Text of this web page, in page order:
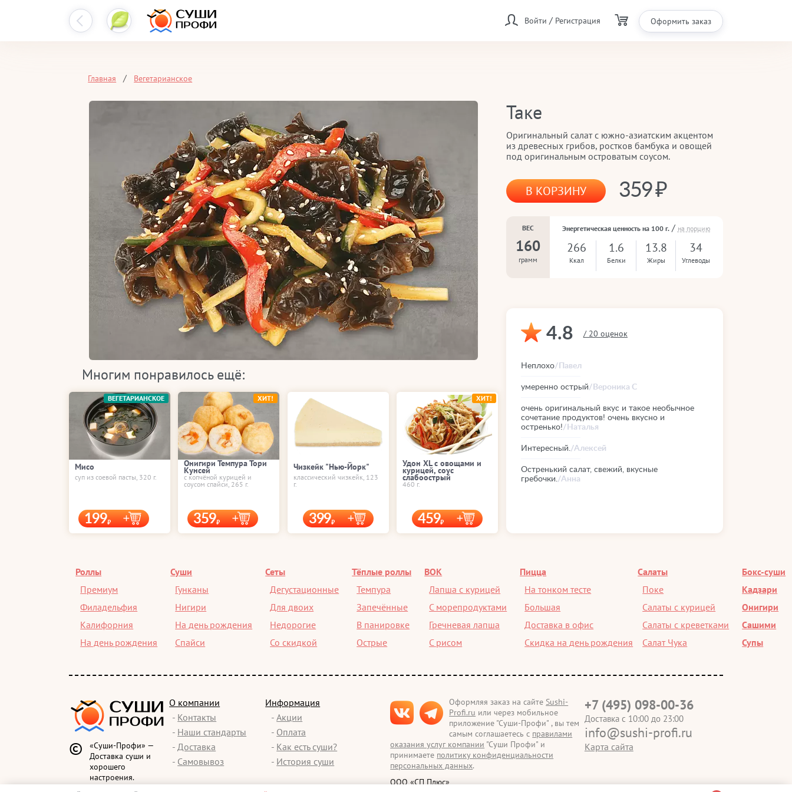
Войти / Регистрация Оформить заказ
Главная Вегетарианское
Таке
Оригинальный салат с южно-азиатским акцентом
из древесных грибов, ростков бамбука и овощей
под оригинальным островатым соусом.
В КОРЗИНУ 359
ВЕС
160
грамм
Энергетическая ценность на 100 г./ на порцию
266
Ккал
1.6
Белки
13.8
Жиры
34
Углеводы
4.8 / 20 оценок
Неплохо/Павел
умеренно острый/Вероника С
очень оригинальный вкус и такое необычное
сочетание продуктов! очень вкусно и
остренько!/Наталья
Интересный./Алексей
Остренький салат, свежий, вкусные
гребочки./Анна
Многим понравилось ещё:
Мисо
суп из соевой пасты, 320 г.
199
ВЕГЕТАРИАНСКОЕ
Онигири Темпура Тори
Кунсей
с копчёной курицей и
соусом спайси, 265 г.
359
ХИТ!
Чизкейк "Нью-Йорк"
классический чизкейк, 123
г.
399
Удон XL с овощами и
курицей, соус
слабоострый
460 г.
459
ХИТ!
Роллы Суши Сеты Тёплые роллы ВОК Пицца Салаты
Бокс-суши
Премиум
Гунканы Дегустационные Темпура Лапша с курицей На тонком тесте Поке
Кадзари
Филадельфия
Нигири Для двоих Запечённые С морепродуктами Большая Салаты с курицей
Онигири
Калифорния
На день рождения Недорогие В панировке Гречневая лапша Доставка в офис Салаты с креветками
Сашими
На день рождения
Спайси Со скидкой Острые С рисом Скидка на день рождения Салат Чука Супы
©
«Суши-Профи» —
Доставка суши и
хорошего
настроения.
О компании
Информация
- Контакты -Акции
- Наши стандарты - Оплата
-Доставка - Как есть суши?
- Самовывоз - История суши
Оформляя заказ на сайте Sushi-
Profi.ru или через мобильное
приложение "Суши-Профи" , вы тем
самым соглашаетесь с правилами
оказания услуг компании "Суши Профи" и
принимаете политику конфиденциальности
персональных данных.
ООО «СП Плюс»
+7 (495) 098-00-36
Доставка с 10:00 до 23:00
info@sushi-profi.ru
Карта сайта